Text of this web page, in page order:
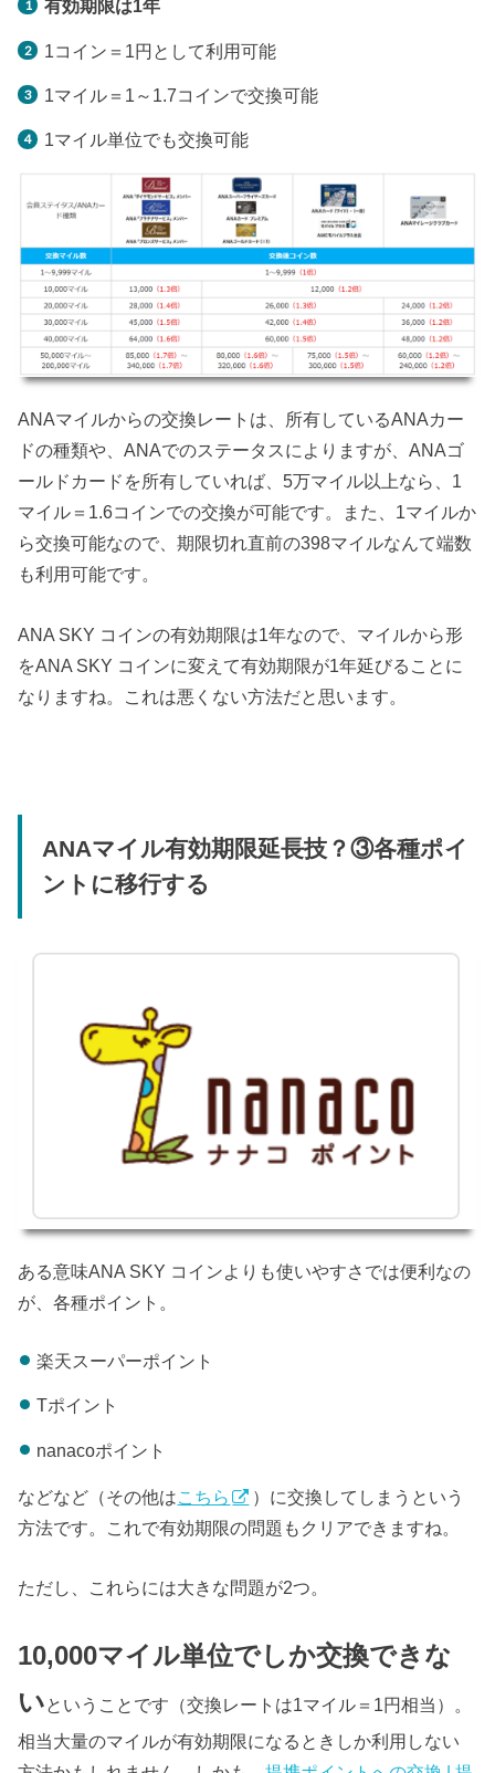
有効期限は1年
1コイン＝1円として利用可能
1マイル＝1～1.7コインで交換可能
1マイル単位でも交換可能
ANAマイルからの交換レートは、所有しているANAカー
ドの種類や、ANAでのステータスによりますが、ANAゴ
ールドカードを所有していれば、5万マイル以上なら、1
マイル＝1.6コインでの交換が可能です。また、1マイルか
ら交換可能なので、期限切れ直前の398マイルなんて端数
も利用可能です。
ANA SKY コインの有効期限は1年なので、マイルから形
をANA SKY コインに変えて有効期限が1年延びることに
なりますね。これは悪くない方法だと思います。
ANAマイル有効期限延長技？③各種ポイ
ントに移行する
ある意味ANA SKY コインよりも使いやすさでは便利なの
が、各種ポイント。
楽天スーパーポイント
Tポイント
nanacoポイント
などなど（その他はこちら
）に交換してしまうという
方法です。これで有効期限の問題もクリアできますね。
ただし、これらには大きな問題が2つ。
10,000マイル単位でしか交換できな
いということです（交換レートは1マイル＝1円相当）。
相当大量のマイルが有効期限になるときしか利用しない